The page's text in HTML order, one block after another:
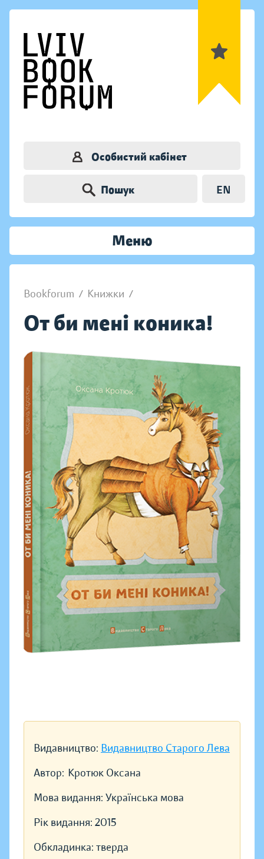
Особистий кабінет
Пошук EN
Меню
Bookforum / Книжки /
От би мені коника!
Видавництво: Видавництво Старого Лева
Автор: Кротюк Оксана
Мова видання: Українська мова
Рік видання: 2015
Обкладинка: тверда